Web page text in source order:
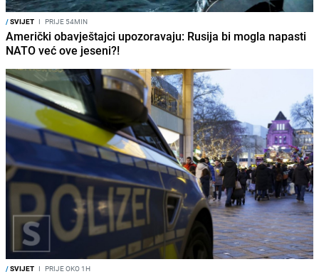
/SVIJET I PRIJE 54MIN
Američki obavještajci upozoravaju: Rusija bi mogla napasti
NATO već ove jeseni?!
/SVIJET I PRIJE OKO 1H